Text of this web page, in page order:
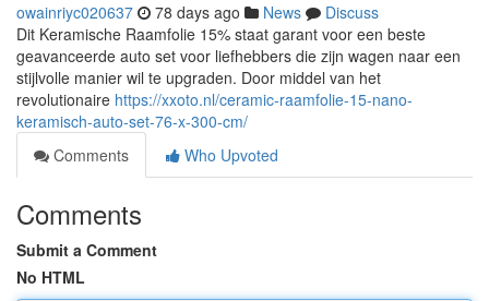
owainriyc020637 78 days ago News
Discuss
Dit Keramische Raamfolie 15% staat garant voor een beste
geavanceerde auto set voor liefhebbers die zijn wagen naar een
stijlvolle manier wil te upgraden. Door middel van het
revolutionaire https://xxoto.nl/ceramic-raamfolie-15-nano-
keramisch-auto-set-76-x-300-cm/
Comments
Who Upvoted
Comments
Submit a Comment
No HTML